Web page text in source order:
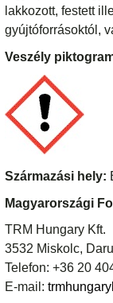
lakkozott, festett
gyújtóforrásoktól,
Veszély
Származási hely:
Magyarországi
TRM Hungary Kft.
3532 Miskolc,
Telefon: +36 20
E-mail: